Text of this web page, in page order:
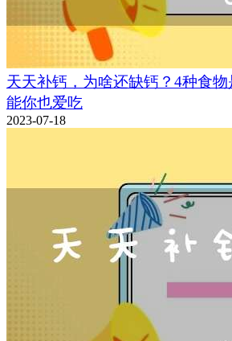
天天补钙，为啥还缺钙？4种食物
能你也爱吃
2023-07-18